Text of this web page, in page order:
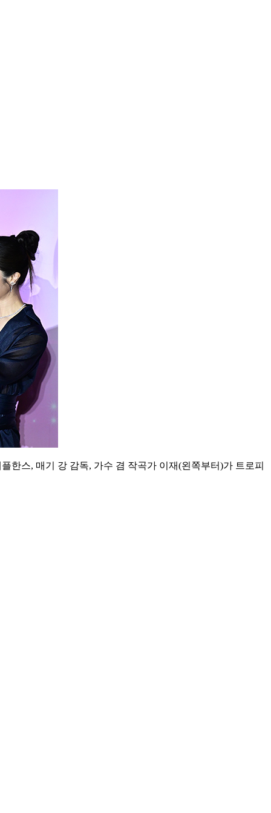
한스, 매기 강 감독, 가수 겸 작곡가 이재(왼쪽부터)가 트로피